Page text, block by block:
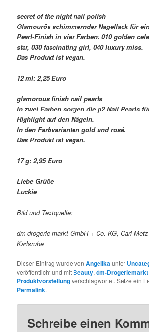
secret of the night nail polish
Glamourös schimmernder Nagellack für
Pearl-Finish in vier Farben: 010 golden
star, 030 fascinating girl, 040 luxury miss.
Das Produkt ist vegan.
12 ml: 2,25 Euro
glamorous finish nail pearls
In zwei Farben sorgen die p2 Nail Pearls
Highlight auf den Nägeln.
In den Farbvarianten gold und rosé.
Das Produkt ist vegan.
17 g: 2,95 Euro
Liebe Grüße
Luckie
Bild und Textquelle:
dm drogerie-markt GmbH + Co. KG, Carl-
Karlsruhe
Dieser Eintrag wurde vonAngelikaunter
veröffentlicht und mit Beauty,dm-Drogeriemarkt
Produktvorstellungverschlagwortet. Setze ein
Permalink.
Schreibe einen